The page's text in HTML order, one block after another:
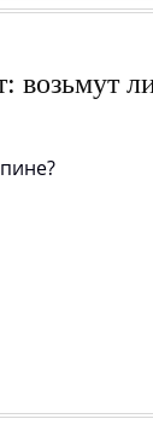
возьмут